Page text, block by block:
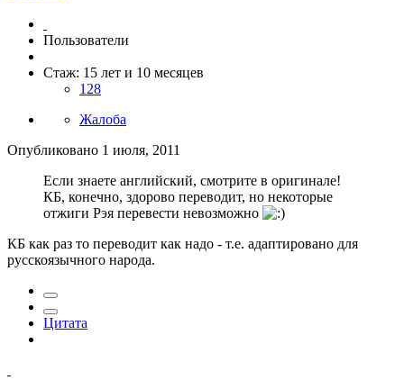
Пользователи
Стаж: 15 лет и 10 месяцев
128
Жалоба
Опубликовано 1 июля, 2011
Если знаете английский, смотрите в оригинале!
КБ, конечно, здорово переводит, но некоторые
отжиги Рэя перевести невозможно
КБ как раз то переводит как надо - т.е. адаптировано для
русскоязычного народа.
Цитата